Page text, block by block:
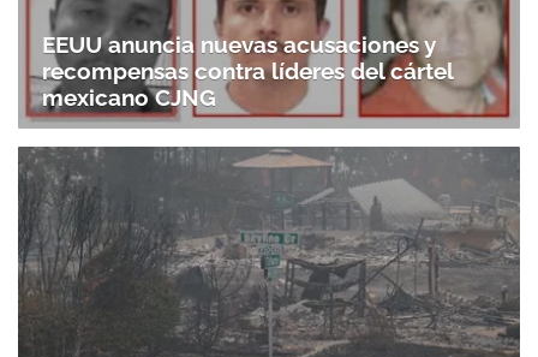
EEUU anuncia nuevas acusaciones y
recompensas contra líderes del cártel
mexicano CJNG